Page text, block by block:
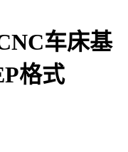
车床基
格式